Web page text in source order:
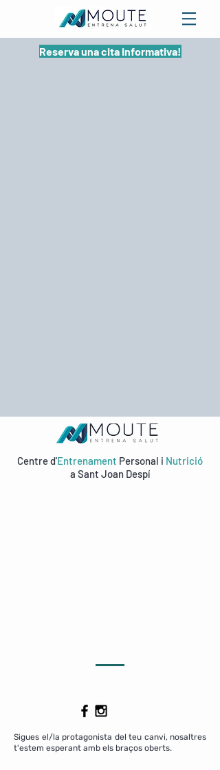
Reserva una cita informativa!
Centre d'Entrenament Personal i Nutrició
a Sant Joan Despí
Sigues el/la protagonista del teu canvi, nosaltres
t'estem esperant amb els braços oberts.